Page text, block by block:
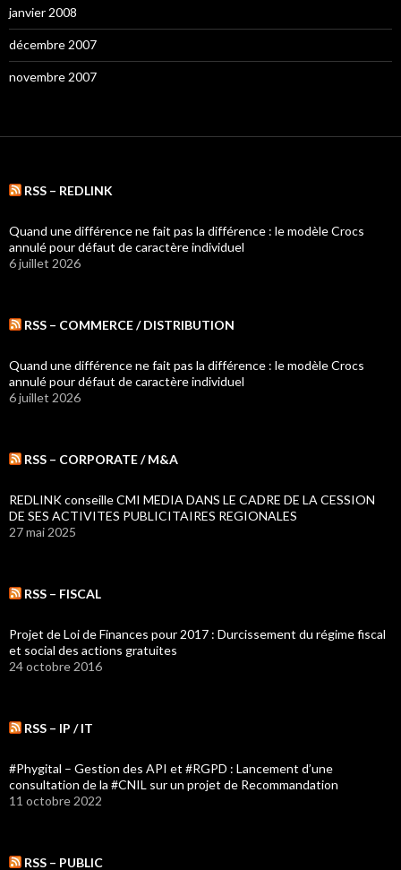
janvier 2008
décembre 2007
novembre 2007
RSS – REDLINK
Quand une différence ne fait pas la différence : le modèle Crocs
annulé pour défaut de caractère individuel
6 juillet 2026
RSS – COMMERCE / DISTRIBUTION
Quand une différence ne fait pas la différence : le modèle Crocs
annulé pour défaut de caractère individuel
6 juillet 2026
RSS – CORPORATE / M&A
REDLINK conseille CMI MEDIA DANS LE CADRE DE LA CESSION
DE SES ACTIVITES PUBLICITAIRES REGIONALES
27 mai 2025
RSS – FISCAL
Projet de Loi de Finances pour 2017 : Durcissement du régime fiscal
et social des actions gratuites
24 octobre 2016
RSS – IP / IT
#Phygital – Gestion des API et #RGPD : Lancement d’une
consultation de la #CNIL sur un projet de Recommandation
11 octobre 2022
RSS – PUBLIC